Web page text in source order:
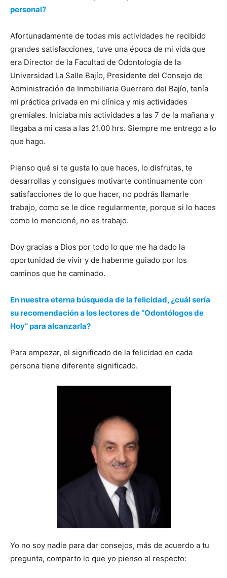
personal?
Afortunadamente de todas mis actividades he recibido
grandes satisfacciones, tuve una época de mi vida que
era Director de la Facultad de Odontología de la
Universidad La Salle Bajío, Presidente del Consejo de
Administración de Inmobiliaria Guerrero del Bajío, tenía
mi práctica privada en mi clínica y mis actividades
gremiales. Iniciaba mis actividades a las 7 de la mañana y
llegaba a mi casa a las 21.00 hrs. Siempre me entrego a lo
que hago.
Pienso qué si te gusta lo que haces, lo disfrutas, te
desarrollas y consigues motivarte continuamente con
satisfacciones de lo que hacer, no podrás llamarle
trabajo, como se le dice regularmente, porque si lo haces
como lo mencioné, no es trabajo.
Doy gracias a Dios por todo lo que me ha dado la
oportunidad de vivir y de haberme guiado por los
caminos que he caminado.
En nuestra eterna búsqueda de la felicidad, ¿cuál sería
su recomendación a los lectores de “Odontólogos de
Hoy” para alcanzarla?
Para empezar, el significado de la felicidad en cada
persona tiene diferente significado.
Yo no soy nadie para dar consejos, más de acuerdo a tu
pregunta, comparto lo que yo pienso al respecto: